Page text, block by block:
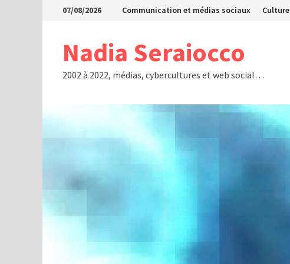
Passer07/08/2026 Communication et médias sociaux Culture
Nadia Seraiocco
2002 à 2022, médias, cybercultures et web social…